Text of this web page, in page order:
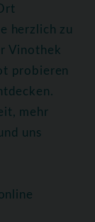
herzlich zu
Vinothek
probieren
mehr
uns